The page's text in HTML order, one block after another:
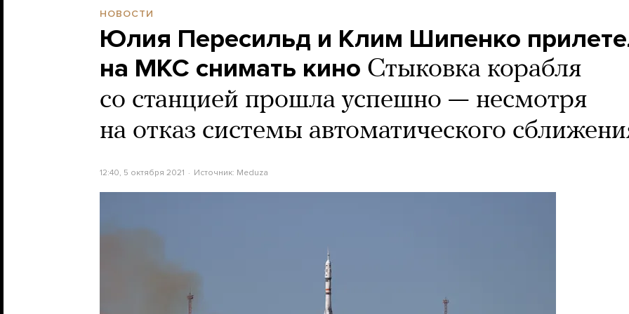
НОВОСТИ
Юлия Пересильд и Клим Шипенко
на МКС снимать кино Стыковка корабля
со станцией прошла успешно — несмотря
на отказ системы автоматического
12:40, 5 октября 2021 Источник: Meduza